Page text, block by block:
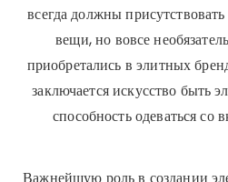
всегда должны
вещи, но вовсе
приобретались в элитных
заключается искусство быть
способность одеваться со